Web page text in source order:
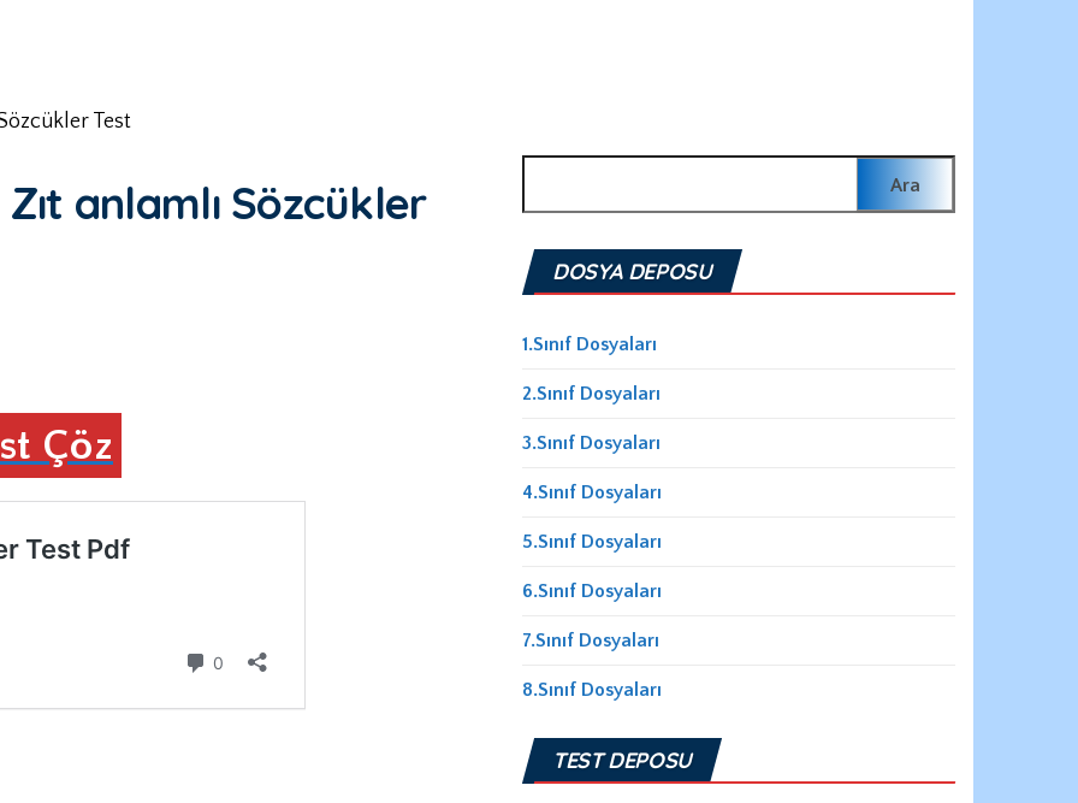
Test
Zıt anlamlı Sözcükler
Çöz
DOSYA DEPOSU
1.Sınıf Dosyaları
2.Sınıf Dosyaları
3.Sınıf Dosyaları
4.Sınıf Dosyaları
5.Sınıf Dosyaları
6.Sınıf Dosyaları
7.Sınıf Dosyaları
8.Sınıf Dosyaları
TEST DEPOSU